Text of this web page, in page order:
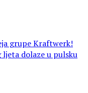
grupe Kraftwerk!
dolaze u pulsku